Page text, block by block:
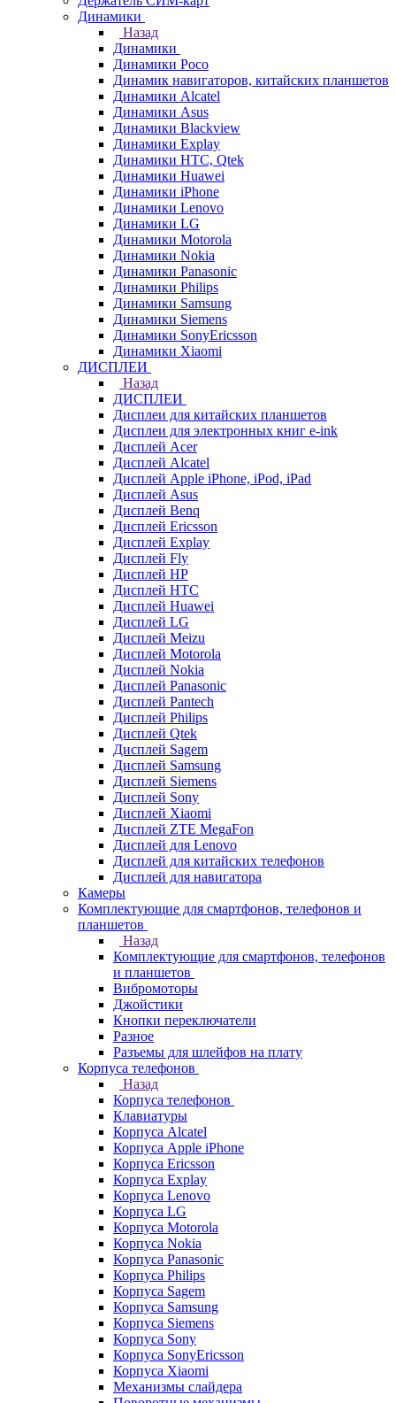
Динамики
Назад
Динамики
Динамики Poco
Динамик навигаторов, китайских планшетов
Динамики Alcatel
Динамики Asus
Динамики Blackview
Динамики Explay
Динамики HTC, Qtek
Динамики Huawei
Динамики iPhone
Динамики Lenovo
Динамики LG
Динамики Motorola
Динамики Nokia
Динамики Panasonic
Динамики Philips
Динамики Samsung
Динамики Siemens
Динамики SonyEricsson
Динамики Xiaomi
ДИСПЛЕИ
Назад
ДИСПЛЕИ
Дисплеи для китайских планшетов
Дисплеи для электронных книг e-ink
Дисплей Acer
Дисплей Alcatel
Дисплей Apple iPhone, iPod, iPad
Дисплей Asus
Дисплей Benq
Дисплей Ericsson
Дисплей Explay
Дисплей Fly
Дисплей HP
Дисплей HTC
Дисплей Huawei
Дисплей LG
Дисплей Meizu
Дисплей Motorola
Дисплей Nokia
Дисплей Panasonic
Дисплей Pantech
Дисплей Philips
Дисплей Qtek
Дисплей Sagem
Дисплей Samsung
Дисплей Siemens
Дисплей Sony
Дисплей Xiaomi
Дисплей ZTE MegaFon
Дисплей для Lenovo
Дисплей для китайских телефонов
Дисплей для навигатора
Камеры
Комплектующие для смартфонов, телефонов и
планшетов
Назад
Комплектующие для смартфонов, телефонов
и планшетов
Вибромоторы
Джойстики
Кнопки переключатели
Разное
Разъемы для шлейфов на плату
Корпуса телефонов
Назад
Корпуса телефонов
Клавиатуры
Корпуса Alcatel
Корпуса Apple iPhone
Корпуса Ericsson
Корпуса Explay
Корпуса Lenovo
Корпуса LG
Корпуса Motorola
Корпуса Nokia
Корпуса Panasonic
Корпуса Philips
Корпуса Sagem
Корпуса Samsung
Корпуса Siemens
Корпуса Sony
Корпуса SonyEricsson
Корпуса Xiaomi
Механизмы слайдера